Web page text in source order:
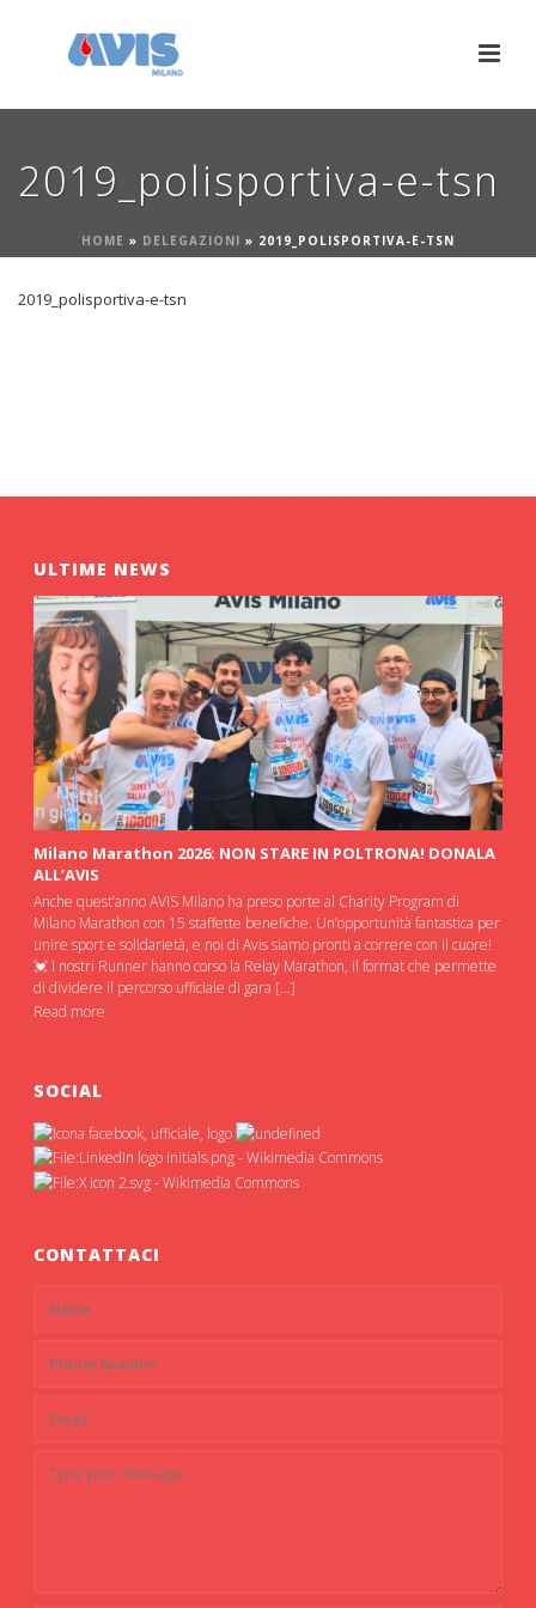
2019_polisportiva-e-tsn
HOME » DELEGAZIONI » 2019_POLISPORTIVA-E-TSN
2019_polisportiva-e-tsn
ULTIME NEWS
Milano Marathon 2026: NON STARE IN POLTRONA! DONALA
ALL’AVIS
Anche quest’anno AVIS Milano ha preso porte al Charity Program di
Milano Marathon con 15 staffette benefiche. Un’opportunità fantastica per
unire sport e solidarietà, e noi di Avis siamo pronti a correre con il cuore!
💓 I nostri Runner hanno corso la Relay Marathon, il format che permette
di dividere il percorso ufficiale di gara […]
Read more
SOCIAL
CONTATTACI